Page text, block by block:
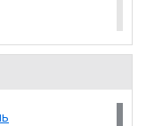
220
иск.замша